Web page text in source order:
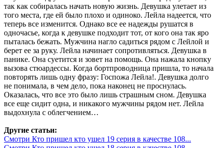
так как собиралась начать новую жизнь. Девушка улетает из
того места, где ей было плохо и одиноко. Лейла надеется, что
теперь все изменится. Однако все ее надежды рушатся в
одночасье, когда к девушке подходит тот, от кого она так яро
пыталась бежать. Мужчина нагло садиться рядом с Лейлой и
берет ее за руку. Лейла начинает сопротивляться. Девушка в
панике. Она суетится и зовет на помощь. Она нажала кнопку
вызова стюардессы. Когда бортпроводница пришла, то начала
повторять лишь одну фразу: Госпожа Лейла!. Девушка долго
не понимала, в чем дело, пока наконец не проснулась.
Оказалась, что все это было лишь страшным сном. Девушка
все еще сидит одна, и никакого мужчины рядом нет. Лейла
выдохнула с облегчением…
Другие статьи:
Смотри Кто пришел кто ушел 19 серия в качестве 108...